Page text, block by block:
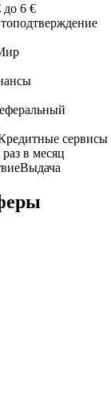
до 6 €
сервисы
в месяц
Выдача